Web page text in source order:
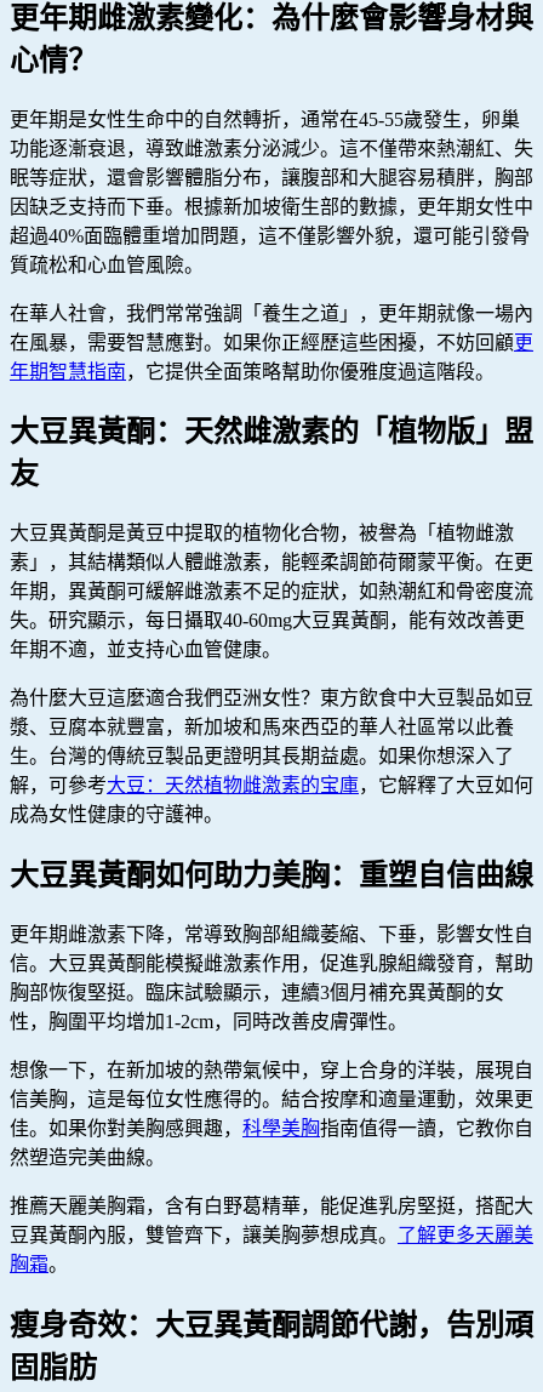
更年期雌激素變化：為什麼會影響身材與
心情？
更年期是女性生命中的自然轉折，通常在45-55歲發生，卵巢
功能逐漸衰退，導致雌激素分泌減少。這不僅帶來熱潮紅、失
眠等症狀，還會影響體脂分布，讓腹部和大腿容易積胖，胸部
因缺乏支持而下垂。根據新加坡衛生部的數據，更年期女性中
超過40%面臨體重增加問題，這不僅影響外貌，還可能引發骨
質疏松和心血管風險。
在華人社會，我們常常強調「養生之道」，更年期就像一場內
在風暴，需要智慧應對。如果你正經歷這些困擾，不妨回顧更
年期智慧指南，它提供全面策略幫助你優雅度過這階段。
大豆異黃酮：天然雌激素的「植物版」盟
友
大豆異黃酮是黃豆中提取的植物化合物，被譽為「植物雌激
素」，其結構類似人體雌激素，能輕柔調節荷爾蒙平衡。在更
年期，異黃酮可緩解雌激素不足的症狀，如熱潮紅和骨密度流
失。研究顯示，每日攝取40-60mg大豆異黃酮，能有效改善更
年期不適，並支持心血管健康。
為什麼大豆這麼適合我們亞洲女性？東方飲食中大豆製品如豆
漿、豆腐本就豐富，新加坡和馬來西亞的華人社區常以此養
生。台灣的傳統豆製品更證明其長期益處。如果你想深入了
解，可參考大豆：天然植物雌激素的宝庫，它解釋了大豆如何
成為女性健康的守護神。
大豆異黃酮如何助力美胸：重塑自信曲線
更年期雌激素下降，常導致胸部組織萎縮、下垂，影響女性自
信。大豆異黃酮能模擬雌激素作用，促進乳腺組織發育，幫助
胸部恢復堅挺。臨床試驗顯示，連續3個月補充異黃酮的女
性，胸圍平均增加1-2cm，同時改善皮膚彈性。
想像一下，在新加坡的熱帶氣候中，穿上合身的洋裝，展現自
信美胸，這是每位女性應得的。結合按摩和適量運動，效果更
佳。如果你對美胸感興趣， 科學美胸指南值得一讀，它教你自
然塑造完美曲線。
推薦天麗美胸霜，含有白野葛精華，能促進乳房堅挺，搭配大
豆異黃酮內服，雙管齊下，讓美胸夢想成真。 了解更多天麗美
胸霜。
瘦身奇效：大豆異黃酮調節代謝，告別頑
固脂肪